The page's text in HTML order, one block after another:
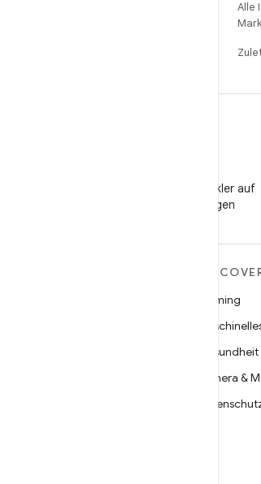
Alle
Android-Entwickler auf
WeChat folgen
Gaming
Kamera &